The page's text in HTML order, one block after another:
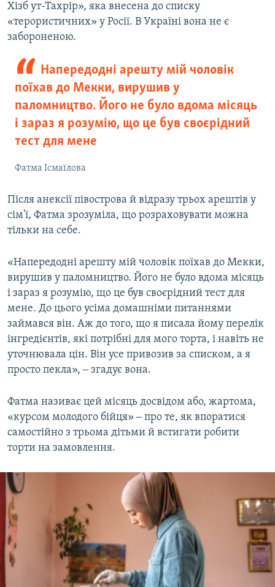
Хізб ут-Тахрір», яка внесена до списку
«терористичних» у Росії. В Україні вона не є
забороненою.
Напередодні арешту мій чоловік
поїхав до Мекки, вирушив у
паломництво. Його не було вдома місяць
і зараз я розумію, що це був своєрідний
тест для мене
Фатма Ісмаїлова
Після анексії півострова й відразу трьох арештів у
сім'ї, Фатма зрозуміла, що розраховувати можна
тільки на себе.
«Напередодні арешту мій чоловік поїхав до Мекки,
вирушив у паломництво. Його не було вдома місяць
і зараз я розумію, що це був своєрідний тест для
мене. До цього усіма домашніми питаннями
займався він. Аж до того, що я писала йому перелік
інгредієнтів, які потрібні для мого торта, і навіть не
уточнювала цін. Він усе привозив за списком, а я
просто пекла», ‒ згадує вона.
Фатма називає цей місяць досвідом або, жартома,
«курсом молодого бійця» ‒ про те, як впоратися
самостійно з трьома дітьми й встигати робити
торти на замовлення.